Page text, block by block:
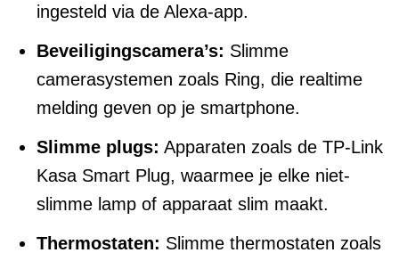
ingesteld via de Alexa-app.
Beveiligingscamera’s: Slimme
camerasystemen zoals Ring, die realtime
melding geven op je smartphone.
Slimme plugs: Apparaten zoals de TP-Link
Kasa Smart Plug, waarmee je elke niet-
slimme lamp of apparaat slim maakt.
Thermostaten: Slimme thermostaten zoals